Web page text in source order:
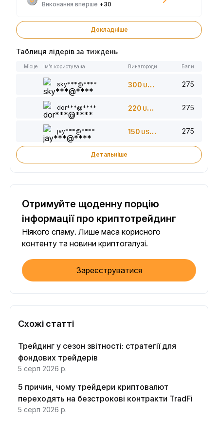
Виконання вперше +30
Докладніше
Таблиця лідерів за тиждень
Місце Ім’я користувача Винагороди Бали
sky***@**** 300 USDT 275
dor***@**** 220 USDT 275
jay***@**** 150 USDT 275
Детальніше
Отримуйте щоденну порцію
інформації про криптотрейдинг
Ніякого спаму. Лише маса корисного
контенту та новини криптогалузі.
Зареєструватися
Схожі статті
Трейдинг у сезон звітності: стратегії для
фондових трейдерів
5 серп 2026 р.
5 причин, чому трейдери криптовалют
переходять на безстрокові контракти TradFi
5 серп 2026 р.